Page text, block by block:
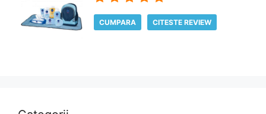
CUMPARA CITESTE REVIEW